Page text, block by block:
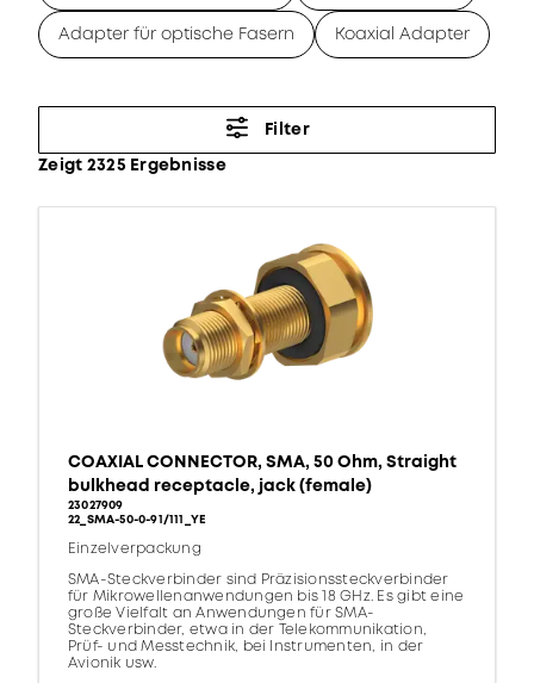
Adapter für optische Fasern Koaxial Adapter
Filter
Zeigt 2325 Ergebnisse
COAXIAL CONNECTOR, SMA, 50 Ohm, Straight
bulkhead receptacle, jack (female)
23027909
22_SMA-50-0-91/111_YE
Einzelverpackung
SMA-Steckverbinder sind Präzisionssteckverbinder
für Mikrowellenanwendungen bis 18 GHz. Es gibt eine
große Vielfalt an Anwendungen für SMA-
Steckverbinder, etwa in der Telekommunikation,
Prüf- und Messtechnik, bei Instrumenten, in der
Avionik usw.